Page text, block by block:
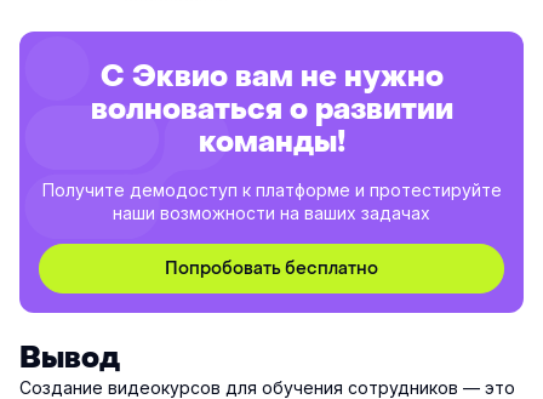
С Эквио вам не нужно
волноваться о развитии
команды!
Получите демодоступ к платформе и протестируйте
наши возможности на ваших задачах
Попробовать бесплатно
Вывод
Создание видеокурсов для обучения сотрудников — это